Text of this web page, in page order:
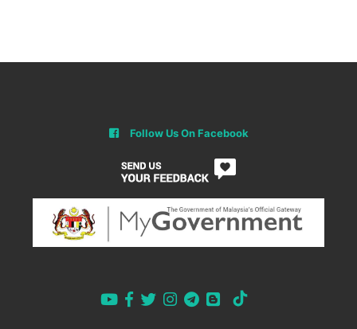
Follow Us On Facebook